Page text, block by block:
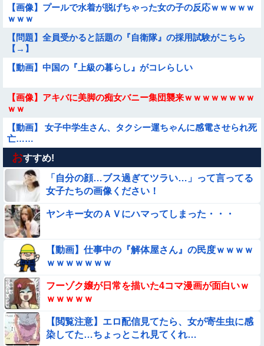
【画像】プールで水着が脱げちゃった女の子の反応ｗｗｗｗｗ
ｗｗｗ
【問題】全員受かると話題の『自衛隊』の採用試験がこちら
【→】
【動画】中国の『上級の暮らし』がコレらしい
【画像】アキバに美脚の痴女バニー集団襲来ｗｗｗｗｗｗｗｗ
ｗｗ
【動画】 女子中学生さん、タクシー運ちゃんに感電させられ死
亡……
【画像】日本のえちえち女性犯罪者ｗｗｗｗｗｗｗ
【挑戦】12歳少女「燃えてみた！」【画像】
【動画】窓からひょっこり顔が出てくる心霊映像、覚えてる奴
おる？
【経済正体】中国の自動車販売量の『水増し方法』がこちらｗ
ｗｗｗｗｗｗｗ
【ロマン】世界を動かした暗号ランキング
【画像】ヱロい身体と変態水着と
【画像】この美人ママ、脱いだら凄い・・・
おすすめ!
「自分の顔…ブス過ぎてツラい…」って言ってる
女子たちの画像ください！
ヤンキー女のＡＶにハマってしまった・・・
【動画】仕事中の『解体屋さん』の民度ｗｗｗｗ
ｗｗｗｗｗｗｗ
フーゾク嬢が日常を描いた4コマ漫画が面白いｗ
ｗｗｗｗｗ
【閲覧注意】エロ配信見てたら、女が寄生虫に感
染してた…ちょっとこれ見てくれ…